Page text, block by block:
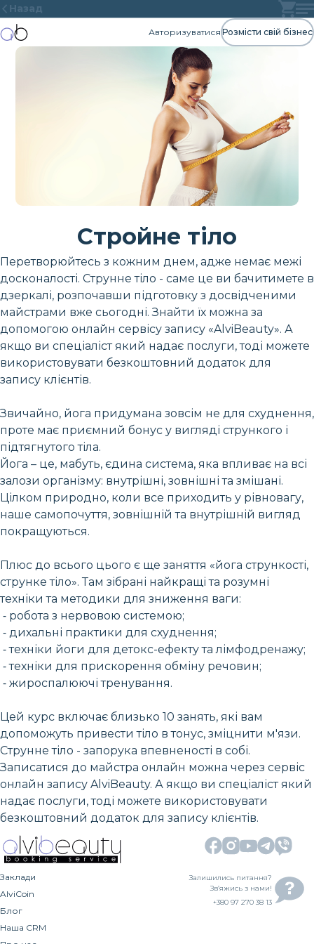
Назад
Авторизуватися Розмісти свій бізнес
Стройне тіло
Перетворюйтесь з кожним днем, адже немає межі
досконалості. Струнне тіло - саме це ви бачитимете в
дзеркалі, розпочавши підготовку з досвідченими
майстрами вже сьогодні. Знайти їх можна за
допомогою онлайн сервісу запису «AlviBeauty». А
якщо ви спеціаліст який надає послуги, тоді можете
використовувати безкоштовний додаток для
запису клієнтів.
Звичайно, йога придумана зовсім не для схуднення,
проте має приємний бонус у вигляді стрункого і
підтягнутого тіла.
Йога – це, мабуть, єдина система, яка впливає на всі
залози організму: внутрішні, зовнішні та змішані.
Цілком природно, коли все приходить у рівновагу,
наше самопочуття, зовнішній та внутрішній вигляд
покращуються.
Плюс до всього цього є ще заняття «йога стрункості,
струнке тіло». Там зібрані найкращі та розумні
техніки та методики для зниження ваги:
⁃ робота з нервовою системою;
⁃ дихальні практики для схуднення;
⁃ техніки йоги для детокс-ефекту та лімфодренажу;
⁃ техніки для прискорення обміну речовин;
⁃ жироспалюючі тренування.
Цей курс включає близько 10 занять, які вам
допоможуть привести тіло в тонус, зміцнити м'язи.
Струнне тіло - запорука впевненості в собі.
Записатися до майстра онлайн можна через сервіс
онлайн запису AlviBeauty. А якщо ви спеціаліст який
надає послуги, тоді можете використовувати
безкоштовний додаток для запису клієнтів.
Заклади
AlviCoin
Блог
Наша CRM
Залишились питання?
Зв’яжись з нами!
+380 97 270 38 13